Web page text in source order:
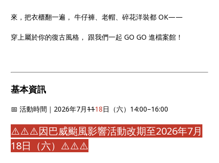
來，把衣櫃翻一遍， 牛仔褲、老帽、碎花洋裝都 OK——
穿上屬於你的復古風格， 跟我們一起 GO GO 進檔案館！
基本資訊
📅 活動時間｜2026年7月1118日（六）14:00–16:00
⚠️⚠️⚠️因巴威颱風影響活動改期至2026年7月
18日（六）⚠️⚠️⚠️